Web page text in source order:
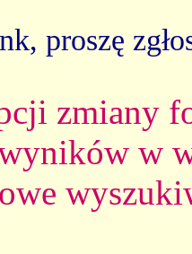
proszę
zmiany
w